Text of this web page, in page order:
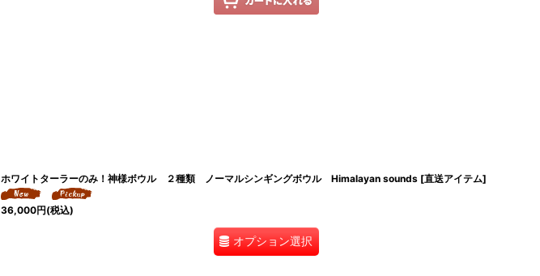
ホワイトターラーのみ！神様ボウル ２種類 ノーマルシンギングボウル Himalayan sounds [直送アイテム]
36,000円(税込)
オプション選択